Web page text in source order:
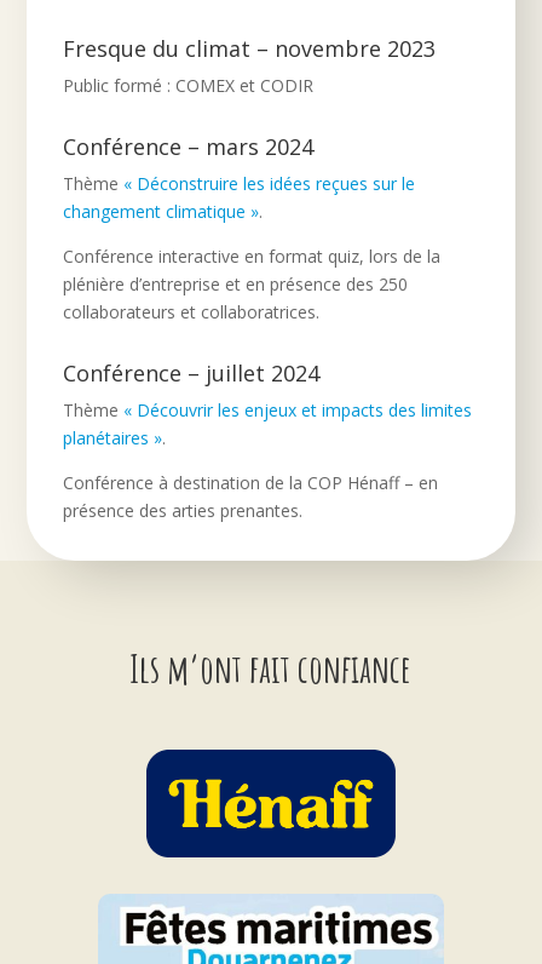
Fresque du climat – novembre 2023
Public formé : COMEX et CODIR
Conférence – mars 2024
Thème « Déconstruire les idées reçues sur le
changement climatique ».
Conférence interactive en format quiz, lors de la
plénière d’entreprise et en présence des 250
collaborateurs et collaboratrices.
Conférence – juillet 2024
Thème « Découvrir les enjeux et impacts des limites
planétaires ».
Conférence à destination de la COP Hénaff – en
présence des arties prenantes.
Ils m’ont fait confiance